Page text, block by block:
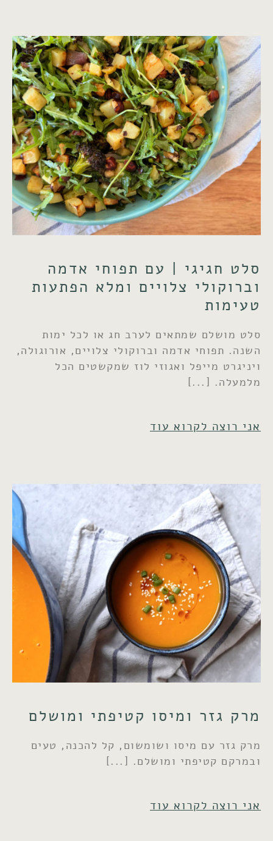
סלט חגיגי | עם תפוחי אדמה
וברוקולי צלויים ומלא הפתעות
טעימות
סלט מושלם שמתאים לערב חג או לכל ימות
השנה. תפוחי אדמה וברוקולי צלויים, אורוגולה,
ויניגרט מייפל ואגוזי לוז שמקשטים הכל
מלמעלה.
אני רוצה לקרוא עוד
מרק גזר ומיסו קטיפתי ומושלם
מרק גזר עם מיסו ושומשום, קל להכנה, טעים
ובמרקם קטיפתי ומושלם.
אני רוצה לקרוא עוד